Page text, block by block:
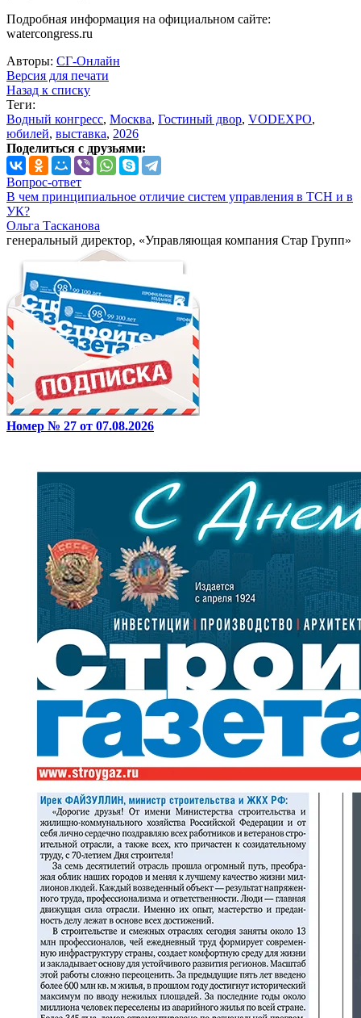
Подробная информация на официальном сайте:
watercongress.ru
Авторы: СГ-Онлайн
Версия для печати
Назад к списку
Теги:
Водный конгресс, Москва, Гостиный двор, VODEXPO,
юбилей, выставка, 2026
Поделиться с друзьями:
Вопрос-ответ
В чем принципиальное отличие систем управления в ТСН и в
УК?
Ольга Тасканова
генеральный директор, «Управляющая компания Стар Групп»
Номер № 27 от 07.08.2026